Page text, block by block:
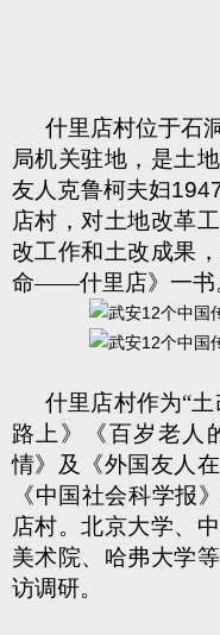
什里店村位于石
局机关驻地，是土
友人克鲁柯夫妇
店村，对土地改革
改工作和土改成果
命——什里店》一书
什里店村作为“
路上》《百岁老人
情》及《外国友人
《中国社会科学报
店村。北京大学、
美术院、哈弗大学
访调研。